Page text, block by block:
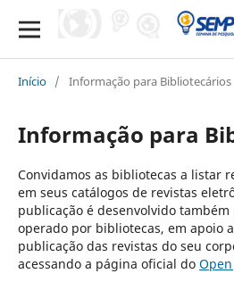
Início / Informação para Bibliotecários
Informação para
Convidamos as bibliotecas a listar
em seus catálogos de revistas
publicação é desenvolvido
operado por bibliotecas, em apoio
publicação das revistas do seu
acessando a página oficial do